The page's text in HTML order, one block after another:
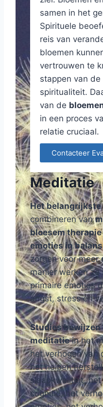
samen in het
Spirituele
reis van
bloemen
vertrouwen te
stappen van
spiritualiteit.
van de
in een proces
relatie cruciaal.
Contacteer
Meditatie
Het belangrijkste
combineren van
bloesem therapie
emoties in
zorgen voor meer
manier werken ze
primaire emoties
angst, stress en
Studies
meditatiein het
het verhogen van
het helpen
slaapkwaliteit,
cognitie, het